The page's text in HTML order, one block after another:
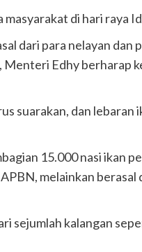
di hari raya
dari para nelayan dan
Edhy berharap
suarakan, dan lebaran
15.000 nasi ikan
melainkan berasal
sejumlah kalangan